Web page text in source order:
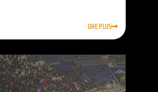
LIRE PLUS